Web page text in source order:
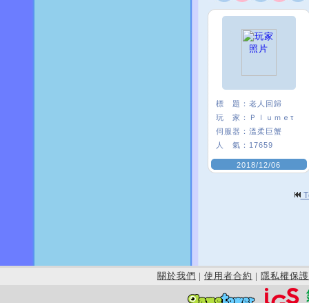
標 題： 老人回歸
玩 家：
Ｐｌｕｍｅτ
伺服器： 溫柔巨蟹
人 氣： 17659
2018/12/06
關於我們 | 使用者合約 | 隱私權保護